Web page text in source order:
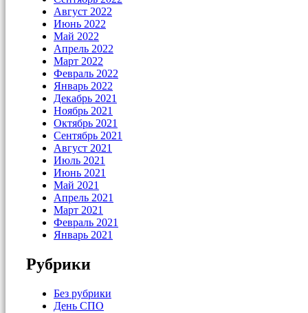
Август 2022
Июнь 2022
Май 2022
Апрель 2022
Март 2022
Февраль 2022
Январь 2022
Декабрь 2021
Ноябрь 2021
Октябрь 2021
Сентябрь 2021
Август 2021
Июль 2021
Июнь 2021
Май 2021
Апрель 2021
Март 2021
Февраль 2021
Январь 2021
Рубрики
Без рубрики
День СПО